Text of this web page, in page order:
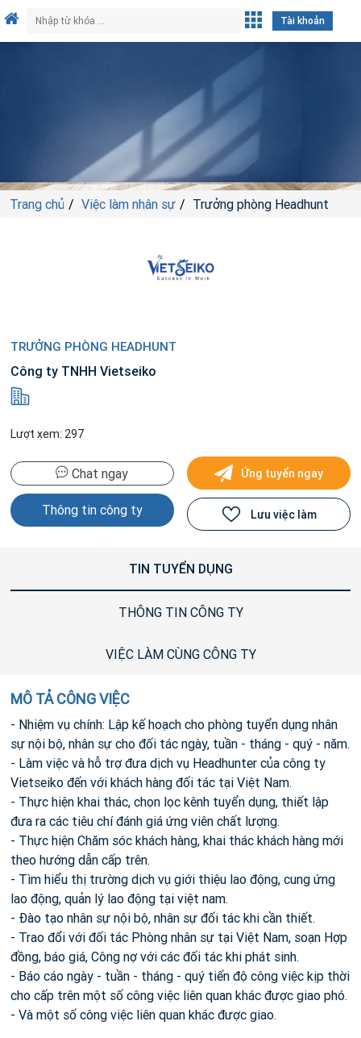
Tài khoản
Trang chủ Việc làm nhân sự Trưởng phòng Headhunt
TRƯỞNG PHÒNG HEADHUNT
Công ty TNHH Vietseiko
Lượt xem: 297
Chat ngay
Thông tin công ty
Ứng tuyển ngay
Lưu việc làm
TIN TUYỂN DỤNG
THÔNG TIN CÔNG TY
VIỆC LÀM CÙNG CÔNG TY
MÔ TẢ CÔNG VIỆC
- Nhiệm vụ chính: Lập kế hoạch cho phòng tuyển dụng nhân
sự nội bộ, nhân sự cho đối tác ngày, tuần - tháng - quý - năm.
- Làm việc và hỗ trợ đưa dịch vụ Headhunter của công ty
Vietseiko đến với khách hàng đối tác tại Việt Nam.
- Thực hiện khai thác, chọn lọc kênh tuyển dụng, thiết lập
đưa ra các tiêu chí đánh giá ứng viên chất lượng.
- Thực hiện Chăm sóc khách hàng, khai thác khách hàng mới
theo hướng dẫn cấp trên.
- Tìm hiểu thị trường dịch vụ giới thiệu lao động, cung ứng
lao động, quản lý lao động tại việt nam.
- Đào tạo nhân sự nội bộ, nhân sự đối tác khi cần thiết.
- Trao đổi với đối tác Phòng nhân sự tại Việt Nam, soạn Hợp
đồng, báo giá, Công nợ với các đối tác khi phát sinh.
- Báo cáo ngày - tuần - tháng - quý tiến độ công việc kịp thời
cho cấp trên một số công việc liên quan khác được giao phó.
- Và một số công việc liên quan khác được giao.